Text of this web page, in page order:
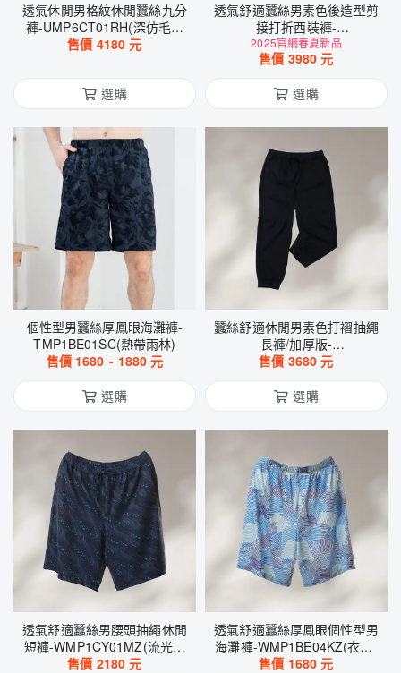
透氣休閒男格紋休閒蠶絲九分
褲-UMP6CT01RH(深仿毛呢
格紋)
售價 4180 元
選購
透氣舒適蠶絲男素色後造型剪
接打折西裝褲-
WMP4CT0636(暴風灰)
2025官網春夏新品
售價 3980 元
選購
個性型男蠶絲厚鳳眼海灘褲-
TMP1BE01SC(熱帶雨林)
售價 1680 - 1880 元
選購
蠶絲舒適休閒男素色打褶抽繩
長褲/加厚版-
WMP4CM016A(素色黑)
售價 3680 元
選購
透氣舒適蠶絲男腰頭抽繩休閒
短褲-WMP1CY01MZ(流光斜
紋-海軍藍)
售價 2180 元
透氣舒適蠶絲厚鳳眼個性型男
海灘褲-WMP1BE04KZ(衣蝶-
藍)
售價 1680 元